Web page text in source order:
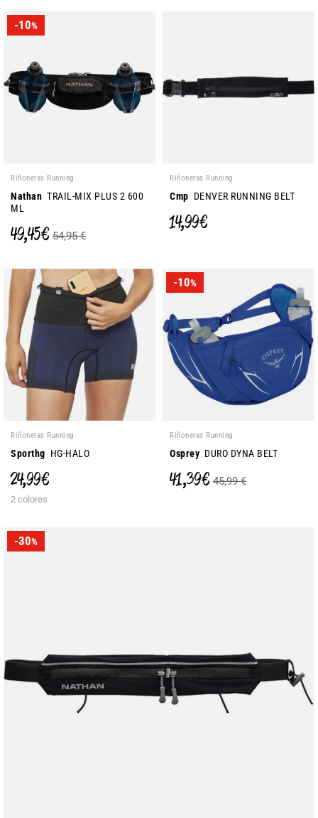
-10%
Riñoneras Running
Nathan TRAIL-MIX PLUS 2 600
ML
49,45 € 54,95 €
Riñoneras Running
Cmp DENVER RUNNING BELT
14,99 €
Riñoneras Running
Sporthg HG-HALO
24,99 €
2 colores
-10%
Riñoneras Running
Osprey DURO DYNA BELT
41,39 € 45,99 €
-30%